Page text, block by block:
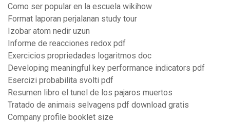
Como ser popular en la escuela wikihow
Format laporan perjalanan study tour
Izobar atom nedir uzun
Informe de reacciones redox pdf
Exercicios propriedades logaritmos doc
Developing meaningful key performance indicators pdf
Esercizi probabilita svolti pdf
Resumen libro el tunel de los pajaros muertos
Tratado de animais selvagens pdf download gratis
Company profile booklet size